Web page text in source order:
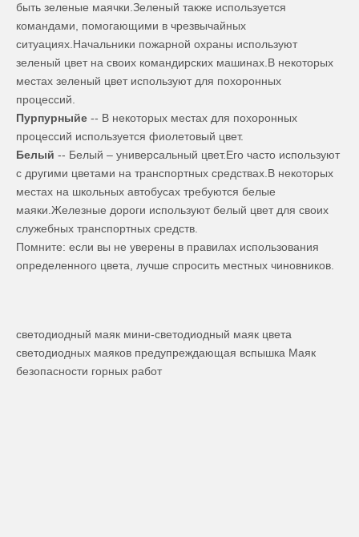
быть зеленые маячки.Зеленый также используется
командами, помогающими в чрезвычайных
ситуациях.Начальники пожарной охраны используют
зеленый цвет на своих командирских машинах.В некоторых
местах зеленый цвет используют для похоронных
процессий.
Пурпурныйe -- В некоторых местах для похоронных
процессий используется фиолетовый цвет.
Белый -- Белый – универсальный цвет.Его часто используют
с другими цветами на транспортных средствах.В некоторых
местах на школьных автобусах требуются белые
маяки.Железные дороги используют белый цвет для своих
служебных транспортных средств.
Помните: если вы не уверены в правилах использования
определенного цвета, лучше спросить местных чиновников.
светодиодный маяк мини-светодиодный маяк цвета
светодиодных маяков предупреждающая вспышка Маяк
безопасности горных работ